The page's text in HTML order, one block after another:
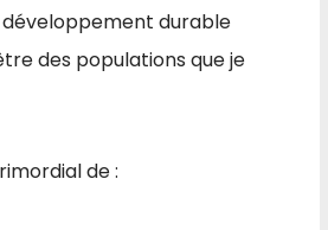
durable
des populations que je
de :